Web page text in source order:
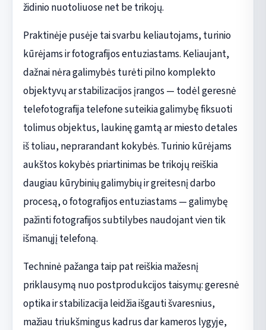
židinio nuotoliuose net be trikojų.
Praktinėje pusėje tai svarbu keliautojams, turinio
kūrėjams ir fotografijos entuziastams. Keliaujant,
dažnai nėra galimybės turėti pilno komplekto
objektyvų ar stabilizacijos įrangos — todėl geresnė
telefotografija telefone suteikia galimybę fiksuoti
tolimus objektus, laukinę gamtą ar miesto detales
iš toliau, neprarandant kokybės. Turinio kūrėjams
aukštos kokybės priartinimas be trikojų reiškia
daugiau kūrybinių galimybių ir greitesnį darbo
procesą, o fotografijos entuziastams — galimybę
pažinti fotografijos subtilybes naudojant vien tik
išmanųjį telefoną.
Techninė pažanga taip pat reiškia mažesnį
priklausymą nuo postprodukcijos taisymų: geresnė
optika ir stabilizacija leidžia išgauti švaresnius,
mažiau triukšmingus kadrus dar kameros lygyje,